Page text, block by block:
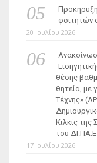
φοιτητών
20 Ιουλίου 2026
θέσης
θητεία, με
Τέχνης»
Κιλκίς της
του
17 Ιουλίου 2026